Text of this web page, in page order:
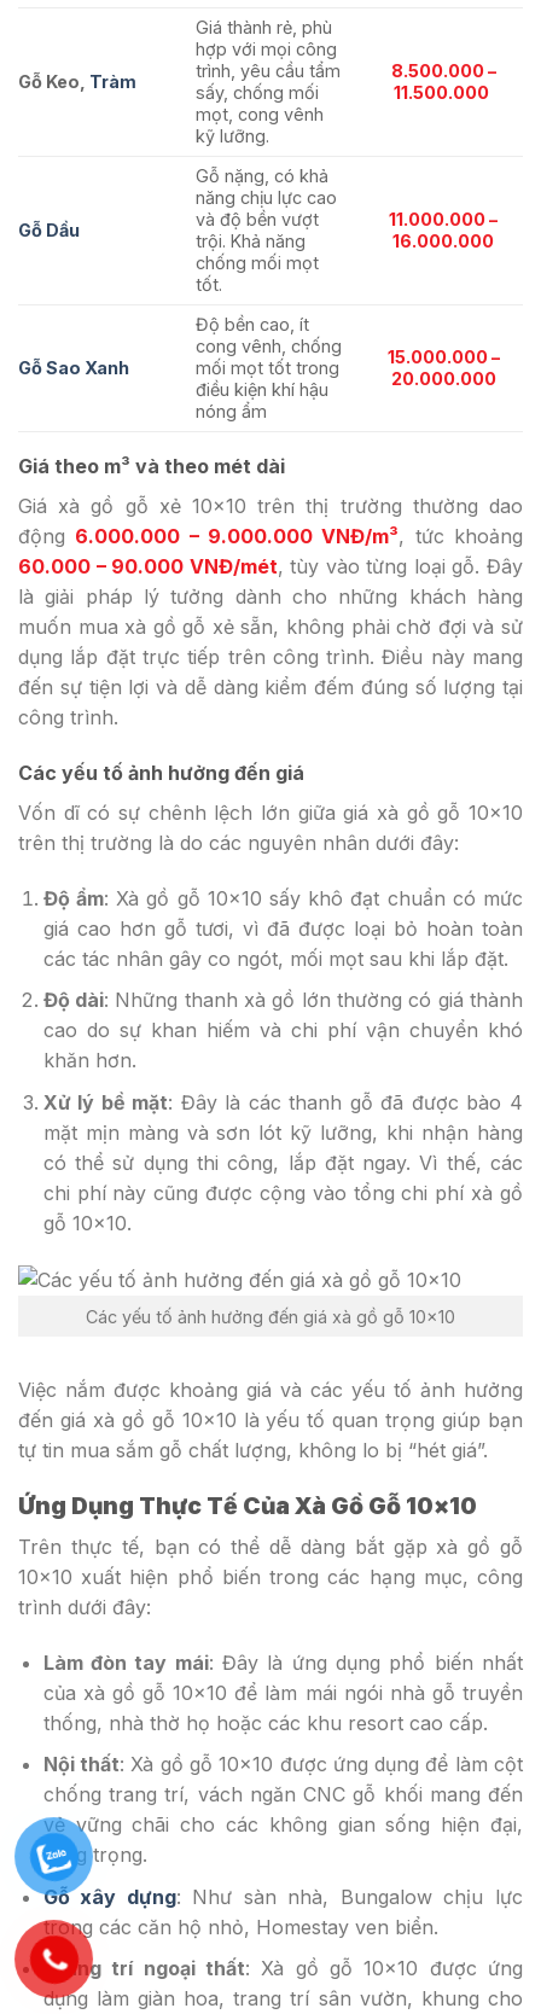
Gỗ Keo, Tràm
Giá thành rẻ, phù
hợp với mọi công
trình, yêu cầu tẩm
sấy, chống mối
mọt, cong vênh
kỹ lưỡng.
8.500.000 –
11.500.000
Gỗ Dầu
Gỗ nặng, có khả
năng chịu lực cao
và độ bền vượt
trội. Khả năng
chống mối mọt
tốt.
11.000.000 –
16.000.000
Gỗ Sao Xanh
Độ bền cao, ít
cong vênh, chống
mối mọt tốt trong
điều kiện khí hậu
nóng ẩm
15.000.000 –
20.000.000
Giá theo m³ và theo mét dài
Giá xà gồ gỗ xẻ 10×10 trên thị trường thường dao
động 6.000.000 – 9.000.000 VNĐ/m³, tức khoảng
60.000 – 90.000 VNĐ/mét, tùy vào từng loại gỗ. Đây
là giải pháp lý tưởng dành cho những khách hàng
muốn mua xà gồ gỗ xẻ sẵn, không phải chờ đợi và sử
dụng lắp đặt trực tiếp trên công trình. Điều này mang
đến sự tiện lợi và dễ dàng kiểm đếm đúng số lượng tại
công trình.
Các yếu tố ảnh hưởng đến giá
Vốn dĩ có sự chênh lệch lớn giữa giá xà gồ gỗ 10×10
trên thị trường là do các nguyên nhân dưới đây:
Độ ẩm: Xà gồ gỗ 10×10 sấy khô đạt chuẩn có mức
giá cao hơn gỗ tươi, vì đã được loại bỏ hoàn toàn
các tác nhân gây co ngót, mối mọt sau khi lắp đặt.
Độ dài: Những thanh xà gồ lớn thường có giá thành
cao do sự khan hiếm và chi phí vận chuyển khó
khăn hơn.
Xử lý bề mặt: Đây là các thanh gỗ đã được bào 4
mặt mịn màng và sơn lót kỹ lưỡng, khi nhận hàng
có thể sử dụng thi công, lắp đặt ngay. Vì thế, các
chi phí này cũng được cộng vào tổng chi phí xà gồ
gỗ 10×10.
Các yếu tố ảnh hưởng đến giá xà gồ gỗ 10×10
Việc nắm được khoảng giá và các yếu tố ảnh hưởng
đến giá xà gồ gỗ 10×10 là yếu tố quan trọng giúp bạn
tự tin mua sắm gỗ chất lượng, không lo bị “hét giá”.
Ứng Dụng Thực Tế Của Xà Gồ Gỗ 10×10
Trên thực tế, bạn có thể dễ dàng bắt gặp xà gồ gỗ
10×10 xuất hiện phổ biến trong các hạng mục, công
trình dưới đây:
Làm đòn tay mái: Đây là ứng dụng phổ biến nhất
của xà gồ gỗ 10×10 để làm mái ngói nhà gỗ truyền
thống, nhà thờ họ hoặc các khu resort cao cấp.
Nội thất: Xà gồ gỗ 10×10 được ứng dụng để làm cột
chống trang trí, vách ngăn CNC gỗ khối mang đến
vẻ vững chãi cho các không gian sống hiện đại,
sang trọng.
Gỗ xây dựng: Như sàn nhà, Bungalow chịu lực
trong các căn hộ nhỏ, Homestay ven biển.
Trang trí ngoại thất: Xà gồ gỗ 10×10 được ứng
dụng làm giàn hoa, trang trí sân vườn, khung cho